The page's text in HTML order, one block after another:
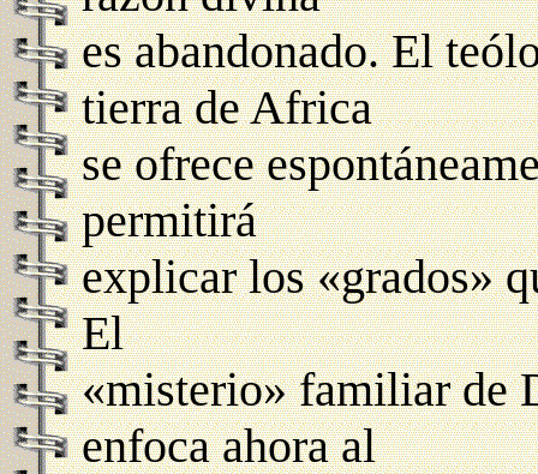
es abandonado. El
tierra de Africa
se ofrece
permitirá
explicar los «grados»
El
«misterio» familiar de
enfoca ahora al